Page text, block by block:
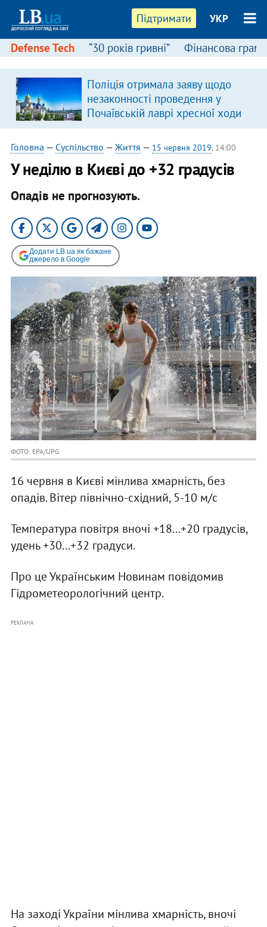
Підтримати УКР
Defense Tech “30 років гривні” Фінансова
Поліція отримала заяву щодо
незаконності проведення у
Почаївській лаврі хресної ходи
Головна — Суспільство — Життя — 15 червня 2019, 14:00
У неділю в Києві до +32 градусів
Опадів не прогнозують.
Додати LB.ua як бажане
джерело в Google
ФОТО: EPA/UPG
16 червня в Києві мінлива хмарність, без
опадів. Вітер північно-східний, 5-10 м/с
Температура повітря вночі +18...+20 градусів,
удень +30...+32 градуси.
Про це Українським Новинам повідомив
Гідрометеорологічний центр.
РЕКЛАМА
На заході України мінлива хмарність, вночі